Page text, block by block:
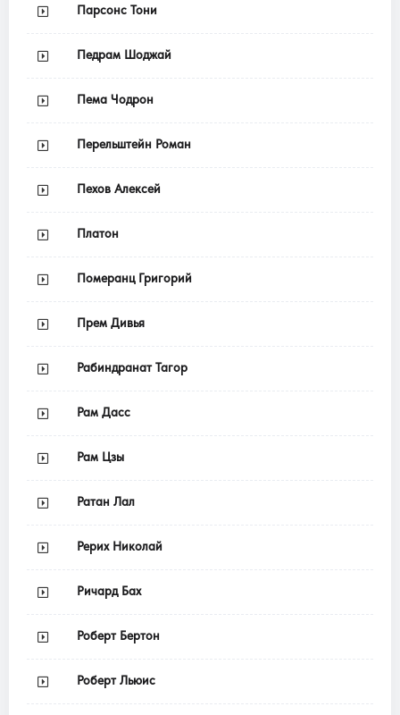
Парсонс Тони
Педрам Шоджай
Пема Чодрон
Перельштейн Роман
Пехов Алексей
Платон
Померанц Григорий
Прем Дивья
Рабиндранат Тагор
Рам Дасс
Рам Цзы
Ратан Лал
Рерих Николай
Ричард Бах
Роберт Бертон
Роберт Льюис